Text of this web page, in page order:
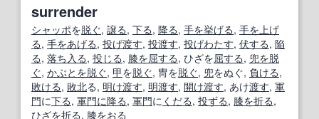
surrender
シャッポを脱ぐ, 譲る, 下る, 降る, 手を挙げる, 手を上げ
る, 手をあげる, 投げ渡す, 投渡す, 投げわたす, 伏する, 陥
る, 落ち入る, 投じる, 膝を屈する, ひざを屈する, 兜を脱
ぐ, かぶとを脱ぐ, 甲を脱ぐ, 冑を脱ぐ, 兜をぬぐ, 負ける,
敗ける, 敗北る, 明け渡す, 明渡す, 開け渡す, あけ渡す, 軍
門に下る, 軍門に降る, 軍門に くだる, 投ずる, 膝を折る,
ひざを折る, 膝をおる